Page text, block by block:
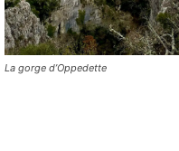
La gorge d’Oppedette